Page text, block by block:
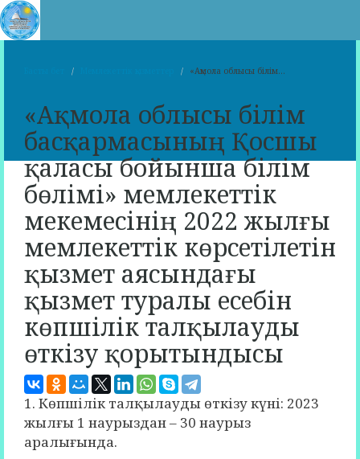
«Ақмола облысы білім...
«Ақмола облысы білім
басқармасының Қосшы
қаласы бойынша білім
бөлімі» мемлекеттік
мекемесінің 2022 жылғы
мемлекеттік көрсетілетін
қызмет аясындағы
қызмет туралы есебін
көпшілік талқылауды
өткізу қорытындысы
1. Көпшілік талқылауды өткізу күні: 2023
жылғы 1 наурыздан – 30 наурыз
аралығында.